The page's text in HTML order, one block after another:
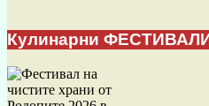
Кулинарни